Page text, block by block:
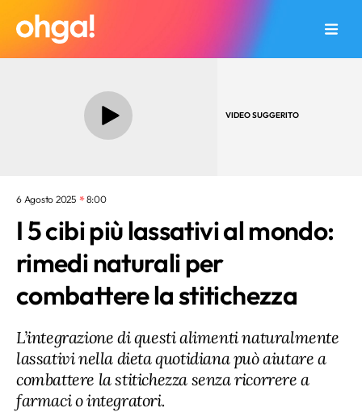
VIDEO SUGGERITO
6 Agosto 2025 8:00
I 5 cibi più lassativi al mondo:
rimedi naturali per
combattere la stitichezza
L’integrazione di questi alimenti naturalmente
lassativi nella dieta quotidiana può aiutare a
combattere la stitichezza senza ricorrere a
farmaci o integratori.